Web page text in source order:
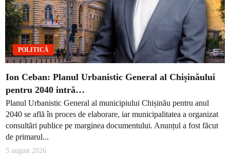
POLITICĂ
Ion Ceban: Planul Urbanistic General al Chișinăului
pentru 2040 intră…
Planul Urbanistic General al municipiului Chișinău pentru anul
2040 se află în proces de elaborare, iar municipalitatea a organizat
consultări publice pe marginea documentului. Anunțul a fost făcut
de primarul...
5 august 2026